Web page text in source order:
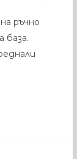
ръчно
база.